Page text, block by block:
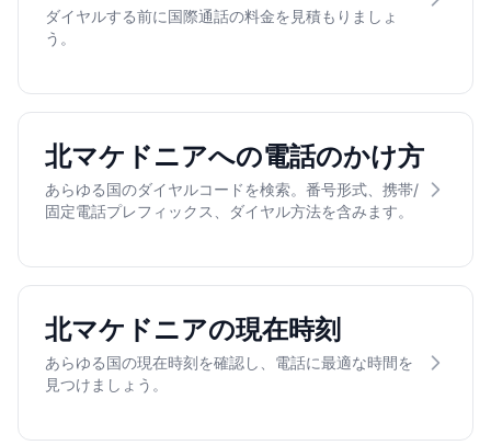
ダイヤルする前に国際通話の料金を見積もりましょ
う。
北マケドニアへの電話のかけ方
あらゆる国のダイヤルコードを検索。番号形式、携帯/
固定電話プレフィックス、ダイヤル方法を含みます。
北マケドニアの現在時刻
あらゆる国の現在時刻を確認し、電話に最適な時間を
見つけましょう。